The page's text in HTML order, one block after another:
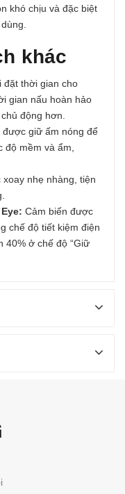
khó chịu và đặc biệt
khác
đặt thời gian cho
gian nấu hoàn hảo
động hơn.
được giữ ấm nóng để
mềm và ẩm,
xoay nhẹ nhàng, tiện
Cảm biến được
chế độ tiết kiệm điện
40% ở chế độ “Giữ